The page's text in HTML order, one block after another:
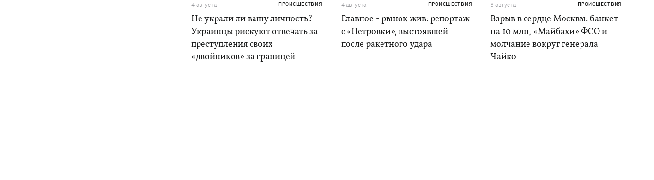
4 августа ПРОИСШЕСТВИЯ
Не украли ли вашу личность?
Украинцы рискуют отвечать за
преступления своих
«двойников» за границей
4 августа ПРОИСШЕСТВИЯ
Главное - рынок жив: репортаж
с «Петровки», выстоявшей
после ракетного удара
3 августа ПРОИСШЕСТВИЯ
Взрыв в сердце Москвы: банкет
на 10 млн, «Майбахи» ФСО и
молчание вокруг генерала
Чайко